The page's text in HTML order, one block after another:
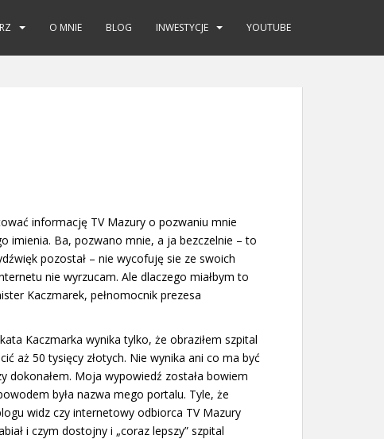
O MNIE BLOG INWESTYCJE YOUTUBE
informację TV Mazury o pozwaniu mnie
imienia. Ba, pozwano mnie, a ja bezczelnie – to
pozostał – nie wycofuję sie ze swoich
nie wyrzucam. Ale dlaczego miałbym to
Kaczmarek, pełnomocnik prezesa
Kaczmarka wynika tylko, że obraziłem szpital
aż 50 tysięcy złotych. Nie wynika ani co ma być
Moja wypowiedź została bowiem
była nazwa mego portalu. Tyle, że
widz czy internetowy odbiorca TV Mazury
i czym dostojny i „coraz lepszy” szpital